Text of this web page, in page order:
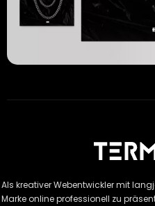
Als kreativer Webentwickler mit
Marke online professionell zu